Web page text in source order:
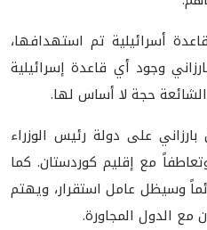
أسرائيلية تم استهدافها،
وجود أي قاعدة إسرائيلية
حجة لا أساس لها.
على دولة رئيس الوزراء
مع إقليم كوردستان. كما
وسيظل عامل استقرار، ويهتم
مع الدول المجاورة.